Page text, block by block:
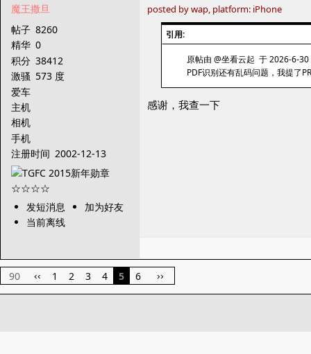
魔王撒旦
帖子 8260
精华 0
积分 38412
激骚 573 度
爱车
主机
相机
手机
注册时间 2002-12-13
发短消息
加为好友
当前离线
posted by wap, platform: iPhone
引用:
原帖由 @坐看云起 于 2026-6-
PDF识别还有乱码问题，我提了
感谢，我查一下
90 ‹‹ 1 2 3 4 5 6 ››